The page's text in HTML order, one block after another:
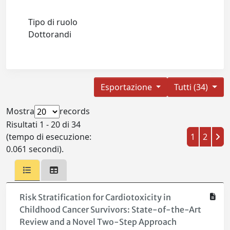
Tipo di ruolo
Dottorandi
Tutti (34)
Esportazione
Mostra
records
Risultati 1 - 20 di 34
(tempo di esecuzione:
0.061 secondi).
1 2
Risk Stratification for Cardiotoxicity in
Childhood Cancer Survivors: State-of-the-Art
Review and a Novel Two-Step Approach